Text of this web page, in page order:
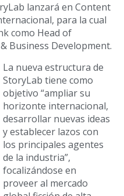
lanzará en Content
para la cual
como Head of
Business Development.
La nueva estructura de
StoryLab tiene como
objetivo “ampliar su
horizonte internacional,
desarrollar nuevas ideas
y establecer lazos con
los principales agentes
de la industria”,
focalizándose en
proveer al mercado